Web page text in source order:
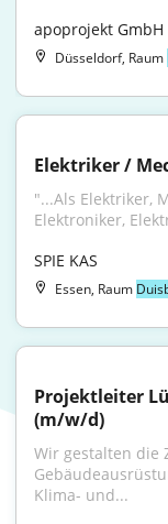
apoprojekt GmbH
Düsseldorf, Raum
Elektriker /
"...Als Elektriker,
Elektroniker,
SPIE KAS
Essen, Raum
Projektleiter
(m/w/d)
Wir gestalten die
Klima- und...